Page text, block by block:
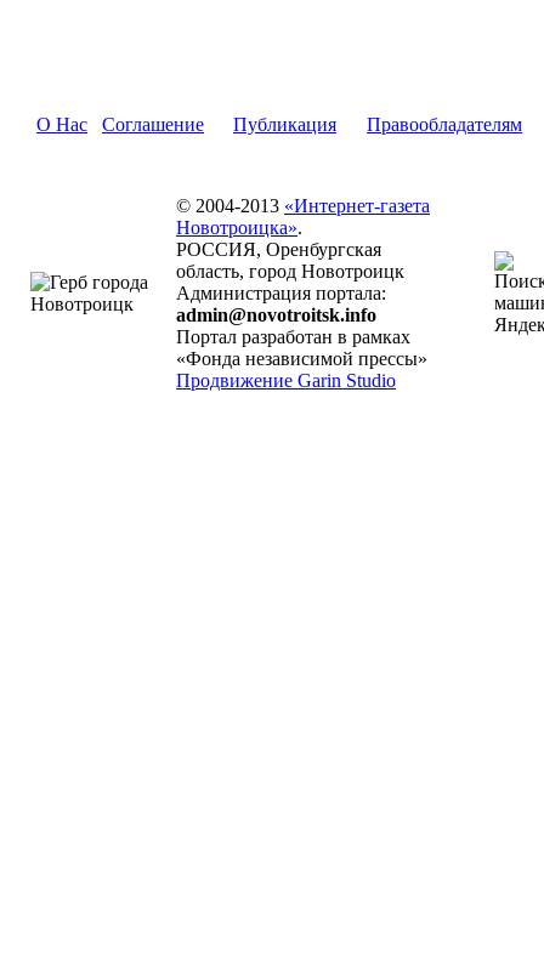
О Нас Соглашение Публикация Правообладателям
© 2004-2013 «Интернет-газета
Новотроицка».
РОССИЯ, Оренбургская
область, город Новотроицк
Администрация портала:
admin@novotroitsk.info
Портал разработан в рамках
«Фонда независимой прессы»
Продвижение Garin Studio